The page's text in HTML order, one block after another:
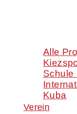
Alle
Schule
Kuba
Verein